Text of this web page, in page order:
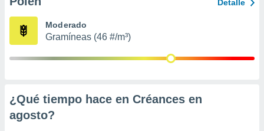
publicidad
Detalle
Moderado
Gramíneas (46 #/m³)
¿Qué tiempo hace en Créances en
agosto?